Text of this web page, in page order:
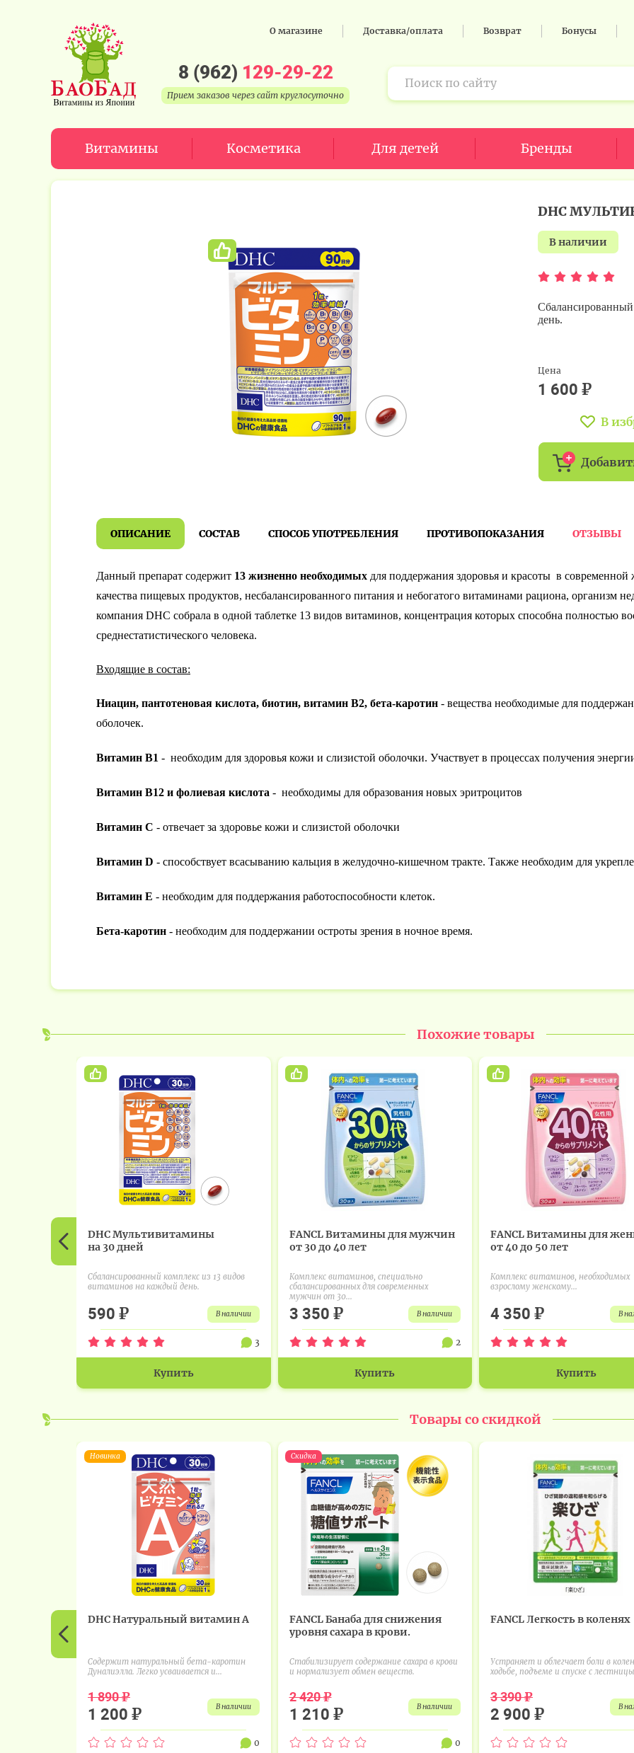
О магазине Доставка/оплата Возврат Бонусы
8 (962) 129-29-22
Прием заказов через сайт круглосуточно
Витамины Косметика Для детей Бренды
DHC
в наличии
день.
Цена
1 600 ₽
В
ОПИСАНИЕ СОСТАВ СПОСОБ УПОТРЕБЛЕНИЯ ПРОТИВОПОКАЗАНИЯ ОТЗЫВЫ
Данный препарат содержит 13 жизненно необходимых для поддержания здоровья и красоты в современной
качества пищевых продуктов, несбалансированного питания и небогатого витаминами рациона, организм
компания DHC собрала в одной таблетке 13 видов витаминов, концентрация которых способна полностью
среднестатистического человека.
Входящие в состав:
Ниацин, пантотеновая кислота, биотин, витамин В2, бета-каротин - вещества необходимые для
оболочек.
Витамин В1 - необходим для здоровья кожи и слизистой оболочки. Участвует в процессах получения
Витамин В12 и фолиевая кислота - необходимы для образования новых эритроцитов
Витамин С - отвечает за здоровье кожи и слизистой оболочки
Витамин D - способствует всасыванию кальция в желудочно-кишечном тракте. Также необходим для
Витамин Е - необходим для поддержания работоспособности клеток.
Бета-каротин - необходим для поддержании остроты зрения в ночное время.
Похожие товары
DHC Мультивитамины
на 30 дней
Сбалансированный комплекс из 13 видов
витаминов на каждый день.
590 ₽ в наличии
3
Купить
FANCL Витамины для мужчин
от 30 до 40 лет
Комплекс витаминов, специально
сбалансированных для современных
мужчин от 30...
3 350 ₽ в наличии
2
Купить
FANCL Витамины для
от 40 до 50 лет
Комплекс витаминов, необходимых
взрослому женскому...
4 350 ₽ в
Купить
Товары со скидкой
Новинка
DHC Натуральный витамин А
Содержит натуральный бета-каротин
Дуналиэлла. Легко усваивается и...
1 890₽
1 200 ₽ в наличии
0
Скидка
FANCL Банаба для снижения
уровня сахара в крови.
Стабилизирует содержание сахара в крови
и нормализует обмен веществ.
2 420₽
1 210 ₽ в наличии
0
FANCL Легкость в коленях
Устраняет и облегчает боли в
ходьбе, подъеме и спуске с
3 390₽
2 900 ₽ в